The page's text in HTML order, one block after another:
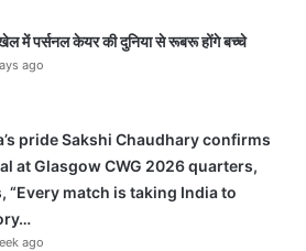
में पर्सनल केयर की दुनिया से रूबरू होंगे बच्चे
ago
pride Sakshi Chaudhary confirms
at Glasgow CWG 2026 quarters,
“Every match is taking India to
ago